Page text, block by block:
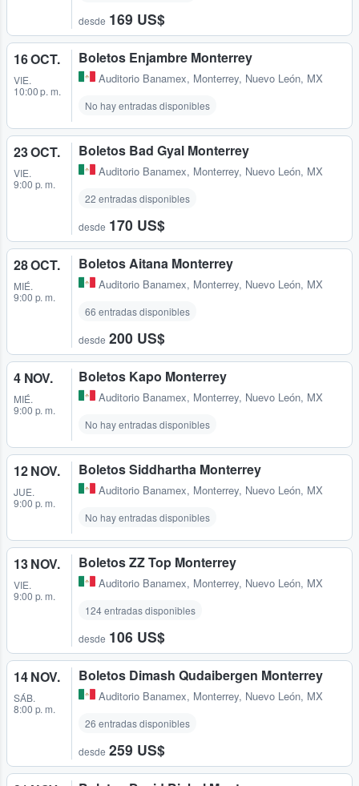
desde 169 US$
16 OCT.
VIE.
10:00 p. m.
Boletos Enjambre Monterrey
Auditorio Banamex, Monterrey, Nuevo León, MX
No hay entradas disponibles
23 OCT.
VIE.
9:00 p. m.
Boletos Bad Gyal Monterrey
Auditorio Banamex, Monterrey, Nuevo León, MX
22 entradas disponibles
desde 170 US$
28 OCT.
MIÉ.
9:00 p. m.
Boletos Aitana Monterrey
Auditorio Banamex, Monterrey, Nuevo León, MX
66 entradas disponibles
desde 200 US$
4 NOV.
MIÉ.
9:00 p. m.
Boletos Kapo Monterrey
Auditorio Banamex, Monterrey, Nuevo León, MX
No hay entradas disponibles
12 NOV.
JUE.
9:00 p. m.
Boletos Siddhartha Monterrey
Auditorio Banamex, Monterrey, Nuevo León, MX
No hay entradas disponibles
13 NOV.
VIE.
9:00 p. m.
Boletos ZZ Top Monterrey
Auditorio Banamex, Monterrey, Nuevo León, MX
124 entradas disponibles
desde 106 US$
14 NOV.
SÁB.
8:00 p. m.
Boletos Dimash Qudaibergen Monterrey
Auditorio Banamex, Monterrey, Nuevo León, MX
26 entradas disponibles
desde 259 US$